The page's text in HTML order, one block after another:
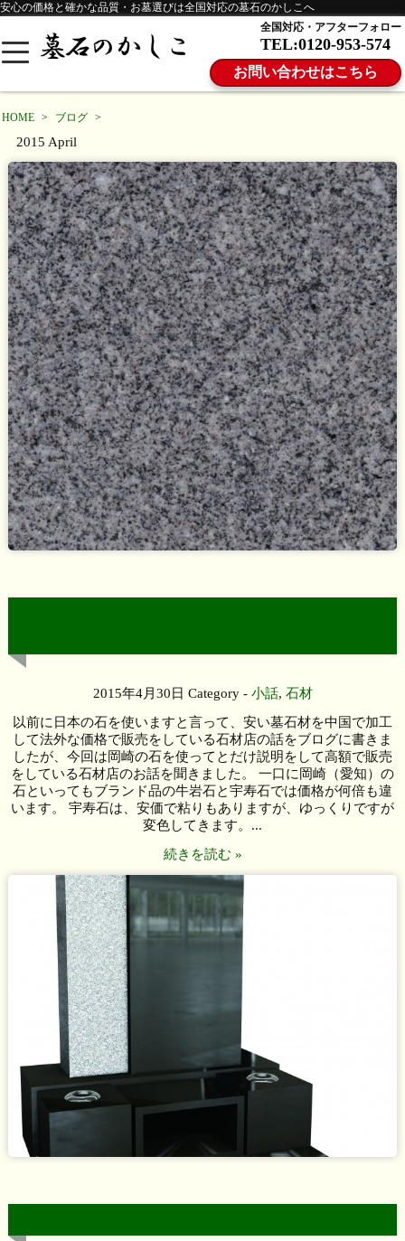
安心の価格と確かな品質・お墓選びは全国対応の墓石のかしこへ
全国対応・アフターフォロー
TEL:0120-953-574
お問い合わせはこちら
HOME > ブログ >
2015 April
2015年4月30日 Category - 小話, 石材
以前に日本の石を使いますと言って、安い墓石材を中国で加工
して法外な価格で販売をしている石材店の話をブログに書きま
したが、今回は岡崎の石を使ってとだけ説明をして高額で販売
をしている石材店のお話を聞きました。 一口に岡崎（愛知）の
石といってもブランド品の牛岩石と宇寿石では価格が何倍も違
います。 宇寿石は、安価で粘りもありますが、ゆっくりですが
変色してきます。...
続きを読む »